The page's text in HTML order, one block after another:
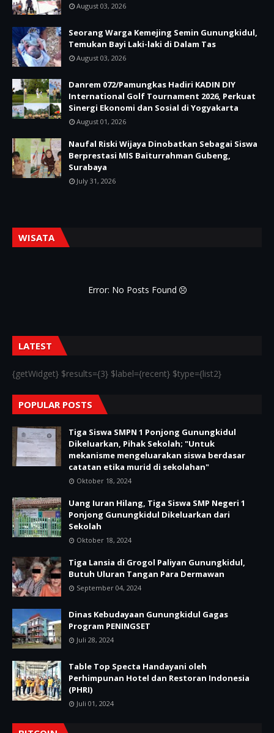
August 03, 2026
Seorang Warga Kemejing Semin Gunungkidul,
Temukan Bayi Laki-laki di Dalam Tas
August 03, 2026
Danrem 072/Pamungkas Hadiri KADIN DIY
International Golf Tournament 2026, Perkuat
Sinergi Ekonomi dan Sosial di Yogyakarta
August 01, 2026
Naufal Riski Wijaya Dinobatkan Sebagai Siswa
Berprestasi MIS Baiturrahman Gubeng,
Surabaya
July 31, 2026
WISATA
Error: No Posts Found
LATEST
{getWidget} $results={3} $label={recent} $type={list2}
POPULAR POSTS
Tiga Siswa SMPN 1 Ponjong Gunungkidul
Dikeluarkan, Pihak Sekolah; "Untuk
mekanisme mengeluarakan siswa berdasar
catatan etika murid di sekolahan"
Oktober 18, 2024
Uang Iuran Hilang, Tiga Siswa SMP Negeri 1
Ponjong Gunungkidul Dikeluarkan dari
Sekolah
Oktober 18, 2024
Tiga Lansia di Grogol Paliyan Gunungkidul,
Butuh Uluran Tangan Para Dermawan
September 04, 2024
Dinas Kebudayaan Gunungkidul Gagas
Program PENINGSET
Juli 28, 2024
Table Top Specta Handayani oleh
Perhimpunan Hotel dan Restoran Indonesia
(PHRI)
Juli 01, 2024